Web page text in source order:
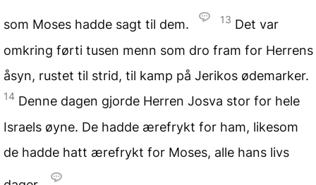
som Moses hadde sagt til dem. 13 Det var
omkring førti tusen menn som dro fram for Herrens
åsyn, rustet til strid, til kamp på Jerikos ødemarker.
14 Denne dagen gjorde Herren Josva stor for hele
Israels øyne. De hadde ærefrykt for ham, likesom
de hadde hatt ærefrykt for Moses, alle hans livs